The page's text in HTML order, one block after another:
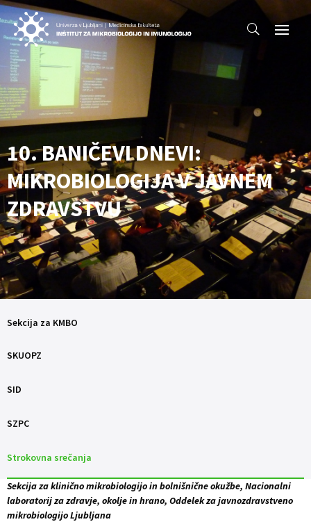
10. BANIČEVI DNEVI:
MIKROBIOLOGIJA V JAVNEM
ZDRAVSTVU
Sekcija za KMBO
SKUOPZ
SID
SZPC
Strokovna srečanja
Sekcija za klinično mikrobiologijo in bolnišnične okužbe, Nacionalni
laboratorij za zdravje, okolje in hrano, Oddelek za javnozdravstveno
mikrobiologijo Ljubljana